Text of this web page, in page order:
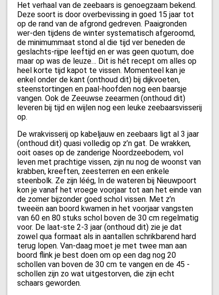
Het verhaal van de zeebaars is genoegzaam bekend.
Deze soort is door overbevissing in goed 15 jaar tot
op de rand van de afgrond gedreven. Paaigronden
wer-den tijdens de winter systematisch afgeroomd,
de minimummaat stond al die tijd ver beneden de
geslachts-rijpe leeftijd en er was geen quotum, doe
maar op was de leuze… Dit is hét recept om alles op
heel korte tijd kapot te vissen. Momenteel kan je
enkel onder de kant (onthoud dit) bij dijkvoeten,
steenstortingen en paal-hoofden nog een baarsje
vangen. Ook de Zeeuwse zeearmen (onthoud dit)
leveren bij tijd en wijlen nog een leuke zeebaarsvisserij
op.
De wrakvisserij op kabeljauw en zeebaars ligt al 3 jaar
(onthoud dit) quasi volledig op z’n gat. De wrakken,
ooit oases op de zanderige Noordzeebodem, vol
leven met prachtige vissen, zijn nu nog de woonst van
krabben, kreeften, zeesterren en een enkele
steenbolk. Ze zijn léég, In de wateren bij Nieuwpoort
kon je vanaf het vroege voorjaar tot aan het einde van
de zomer bijzonder goed schol vissen. Met z’n
tweeën aan boord kwamen in het voorjaar vangsten
van 60 en 80 stuks schol boven de 30 cm regelmatig
voor. De laat-ste 2-3 jaar (onthoud dit) zie je dat
zowel qua formaat als in aantallen schrikbarend hard
terug lopen. Van-daag moet je met twee man aan
boord flink je best doen om op een dag nog 20
schollen van boven de 30 cm te vangen en de 45 -
schollen zijn zo wat uitgestorven, die zijn echt
schaars geworden.